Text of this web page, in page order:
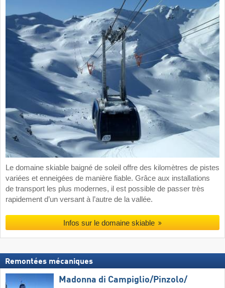
Le domaine skiable baigné de soleil offre des kilomètres de pistes
variées et enneigées de manière fiable. Grâce aux installations
de transport les plus modernes, il est possible de passer très
rapidement d’un versant à l’autre de la vallée.
Infos sur le domaine skiable
Remontées mécaniques
Madonna di Campiglio/​Pinzolo/​